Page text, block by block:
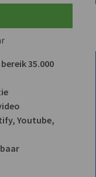
35.000
Youtube,